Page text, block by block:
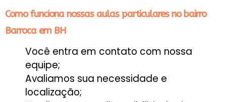
Como funciona nossas aulas particulares no bairro
Barroca em BH
Você entra em contato com nossa
equipe;
Avaliamos sua necessidade e
localização;